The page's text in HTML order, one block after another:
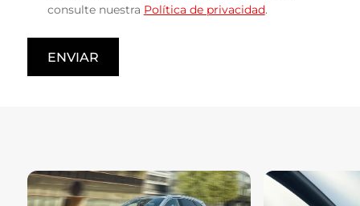
consulte nuestra Política de privacidad.
ENVIAR